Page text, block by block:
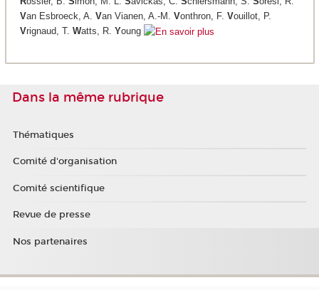
Van Esbroeck, A. Van Vianen, A.-M. Vonthron, F. Vouillot, P.
Vrignaud, T. Watts, R. Young
Dans la même rubrique
Thématiques
Comité d'organisation
Comité scientifique
Revue de presse
Nos partenaires